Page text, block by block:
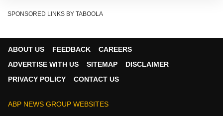
इस मुकाबले में पाटीदार ने कप्तानी पारी खेलते हुए सिर्फ 39 गेंदों में
SPONSORED LINKS BY TABOOLA
ABOUT US FEEDBACK
CAREERS
ADVERTISE WITH US
SITEMAP
DISCLAIMER
PRIVACY POLICY
CONTACT US
ABP NEWS GROUP WEBSITES